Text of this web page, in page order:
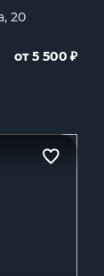
20
от 5 500 ₽